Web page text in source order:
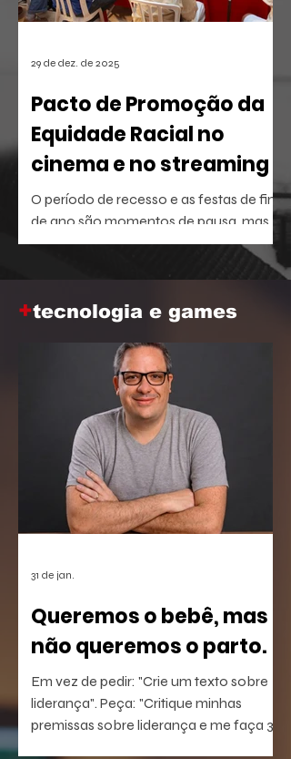
Pacto de Promoção da
Equidade Racial no
cinema e no streaming
O período de recesso e as festas de fim
de ano são momentos de pausa, mas
também oferecem a brecha ideal para
aprofundar o repertório sobre temas
corporativa.
29 de dez. de 2025
+tecnologia e games
Queremos o bebê, mas
não queremos o parto.
Em vez de pedir: "Crie um texto sobre
liderança". Peça: "Critique minhas
premissas sobre liderança e me faça 3
31 de jan.